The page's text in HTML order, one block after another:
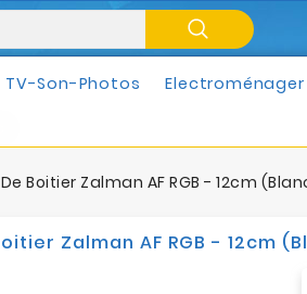
TV-Son-Photos Electroménager
Boitier Zalman AF RGB - 12cm
Zalman AF RGB - 12cm